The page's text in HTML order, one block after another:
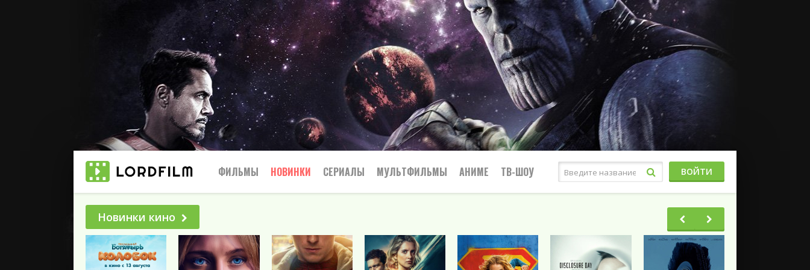
ФИЛЬМЫ
2025
Боевики
Вестерн
Семейный
Триллер
НОВИНКИ СЕРИАЛЫ
Боевик
Мелодрамы
Приключения
Триллеры
МУЛЬТФИЛЬМЫ АНИМЕ
Драма
Ужасы
Триллеры
ТВ-ШОУ ВОЙТИ
Новинки кино